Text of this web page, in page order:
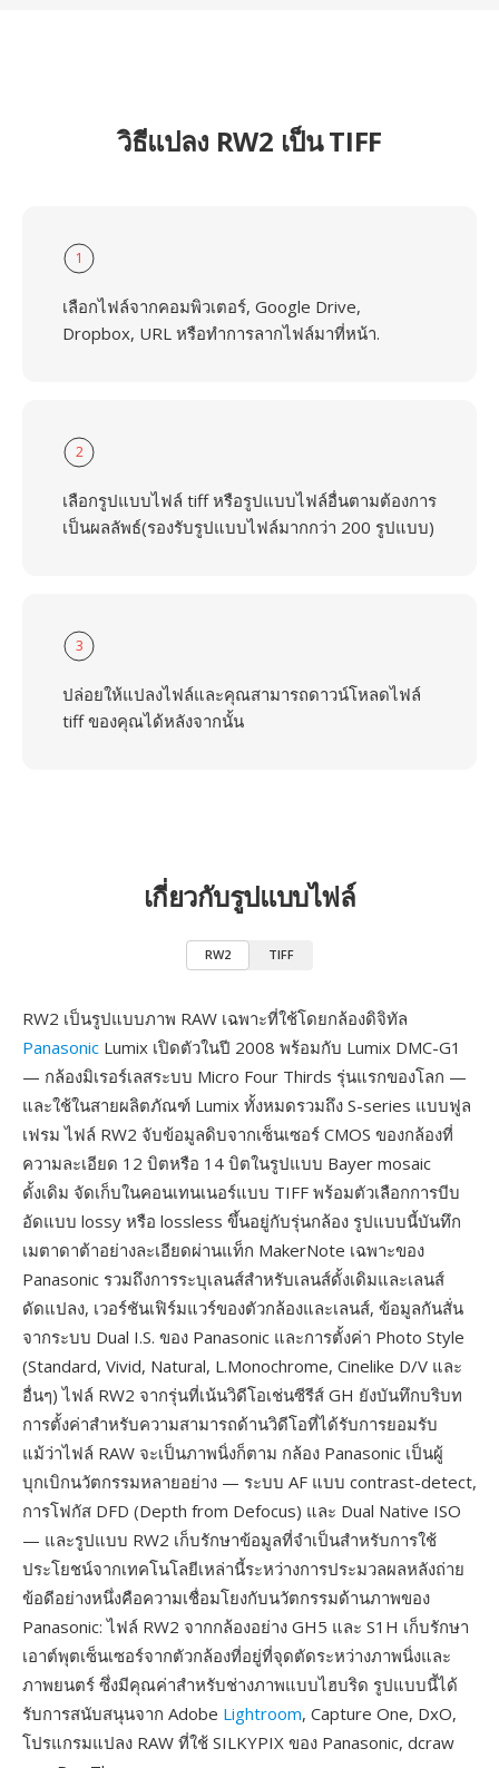
วิธีแปลง RW2 เป็น TIFF
1
เลือกไฟล์จากคอมพิวเตอร์, Google Drive,
Dropbox, URL หรือทำการลากไฟล์มาที่หน้า.
2
เลือกรูปแบบไฟล์ tiff หรือรูปแบบไฟล์อื่นตามต้องการ
เป็นผลลัพธ์(รองรับรูปแบบไฟล์มากกว่า 200 รูปแบบ)
3
ปล่อยให้แปลงไฟล์และคุณสามารถดาวน์โหลดไฟล์
tiff ของคุณได้หลังจากนั้น
เกี่ยวกับรูปแบบไฟล์
RW2 TIFF
RW2 เป็นรูปแบบภาพ RAW เฉพาะที่ใช้โดยกล้องดิจิทัล
Panasonic Lumix เปิดตัวในปี 2008 พร้อมกับ Lumix DMC-G1
— กล้องมิเรอร์เลสระบบ Micro Four Thirds รุ่นแรกของโลก —
และใช้ในสายผลิตภัณฑ์ Lumix ทั้งหมดรวมถึง S-series แบบฟูล
เฟรม ไฟล์ RW2 จับข้อมูลดิบจากเซ็นเซอร์ CMOS ของกล้องที่
ความละเอียด 12 บิตหรือ 14 บิตในรูปแบบ Bayer mosaic
ดั้งเดิม จัดเก็บในคอนเทนเนอร์แบบ TIFF พร้อมตัวเลือกการบีบ
อัดแบบ lossy หรือ lossless ขึ้นอยู่กับรุ่นกล้อง รูปแบบนี้บันทึก
เมตาดาต้าอย่างละเอียดผ่านแท็ก MakerNote เฉพาะของ
Panasonic รวมถึงการระบุเลนส์สำหรับเลนส์ดั้งเดิมและเลนส์
ดัดแปลง, เวอร์ชันเฟิร์มแวร์ของตัวกล้องและเลนส์, ข้อมูลกันสั่น
จากระบบ Dual I.S. ของ Panasonic และการตั้งค่า Photo Style
(Standard, Vivid, Natural, L.Monochrome, Cinelike D/V และ
อื่นๆ) ไฟล์ RW2 จากรุ่นที่เน้นวิดีโอเช่นซีรีส์ GH ยังบันทึกบริบท
การตั้งค่าสำหรับความสามารถด้านวิดีโอที่ได้รับการยอมรับ
แม้ว่าไฟล์ RAW จะเป็นภาพนิ่งก็ตาม กล้อง Panasonic เป็นผู้
บุกเบิกนวัตกรรมหลายอย่าง — ระบบ AF แบบ contrast-detect,
การโฟกัส DFD (Depth from Defocus) และ Dual Native ISO
— และรูปแบบ RW2 เก็บรักษาข้อมูลที่จำเป็นสำหรับการใช้
ประโยชน์จากเทคโนโลยีเหล่านี้ระหว่างการประมวลผลหลังถ่าย
ข้อดีอย่างหนึ่งคือความเชื่อมโยงกับนวัตกรรมด้านภาพของ
Panasonic: ไฟล์ RW2 จากกล้องอย่าง GH5 และ S1H เก็บรักษา
เอาต์พุตเซ็นเซอร์จากตัวกล้องที่อยู่ที่จุดตัดระหว่างภาพนิ่งและ
ภาพยนตร์ ซึ่งมีคุณค่าสำหรับช่างภาพแบบไฮบริด รูปแบบนี้ได้
รับการสนับสนุนจาก Adobe Lightroom, Capture One, DxO,
โปรแกรมแปลง RAW ที่ใช้ SILKYPIX ของ Panasonic, dcraw